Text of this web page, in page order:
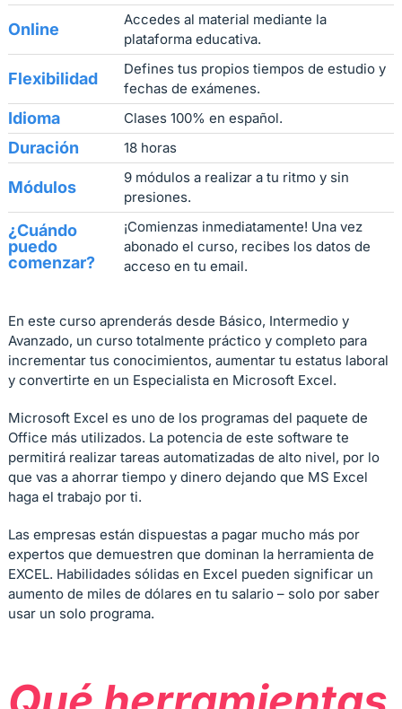
Online
Accedes al material mediante la
plataforma educativa.
Flexibilidad
Defines tus propios tiempos de estudio y
fechas de exámenes.
Idioma Clases 100% en español.
Duración 18 horas
Módulos
9 módulos a realizar a tu ritmo y sin
presiones.
¿Cuándo
puedo
comenzar?
¡Comienzas inmediatamente! Una vez
abonado el curso, recibes los datos de
acceso en tu email.
En este curso aprenderás desde Básico, Intermedio y
Avanzado, un curso totalmente práctico y completo para
incrementar tus conocimientos, aumentar tu estatus laboral
y convertirte en un Especialista en Microsoft Excel.
Microsoft Excel es uno de los programas del paquete de
Office más utilizados. La potencia de este software te
permitirá realizar tareas automatizadas de alto nivel, por lo
que vas a ahorrar tiempo y dinero dejando que MS Excel
haga el trabajo por ti.
Las empresas están dispuestas a pagar mucho más por
expertos que demuestren que dominan la herramienta de
EXCEL. Habilidades sólidas en Excel pueden significar un
aumento de miles de dólares en tu salario – solo por saber
usar un solo programa.